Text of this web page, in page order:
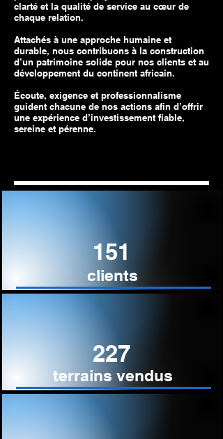
clarté et la qualité de service au cœur de
chaque relation.
Attachés à une approche humaine et
durable, nous contribuons à la construction
d’un patrimoine solide pour nos clients et au
développement du continent africain.
Écoute, exigence et professionnalisme
guident chacune de nos actions afin d’offrir
une expérience d’investissement fiable,
sereine et pérenne.
151
clients
227
terrains vendus